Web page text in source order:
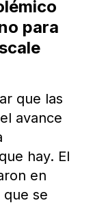
para
que las
avance
hay. El
en
se